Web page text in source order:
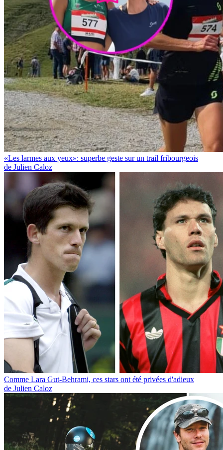
«Les larmes aux yeux»: superbe geste sur un trail fribourgeois
de Julien Caloz
Comme Lara Gut-Behrami, ces stars ont été privées d'adieux
de Julien Caloz